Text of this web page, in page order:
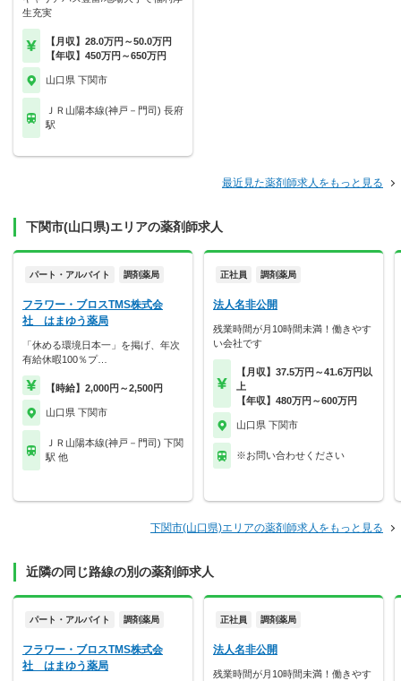
生充実
【月収】28.0万円～50.0万円
【年収】450万円～650万円
山口県 下関市
ＪＲ山陽本線(神戸－門司) 長府
駅
最近見た薬剤師求人をもっと見る
下関市(山口県)エリアの薬剤師求人
パート・アルバイト 調剤薬局
フラワー・ブロスTMS株式会
社 はまゆう薬局
「休める環境日本一」を掲げ、年次
有給休暇100％プ…
【時給】2,000円～2,500円
山口県 下関市
ＪＲ山陽本線(神戸－門司) 下関
駅 他
正社員 調剤薬局
法人名非公開
残業時間が月10時間未満！働きやす
い会社です
【月収】37.5万円～41.6万円以
上
【年収】480万円～600万円
山口県 下関市
※お問い合わせください
下関市(山口県)エリアの薬剤師求人をもっと見る
近隣の同じ路線の別の薬剤師求人
パート・アルバイト 調剤薬局
フラワー・ブロスTMS株式会
社 はまゆう薬局
正社員 調剤薬局
法人名非公開
残業時間が月10時間未満！働きやす